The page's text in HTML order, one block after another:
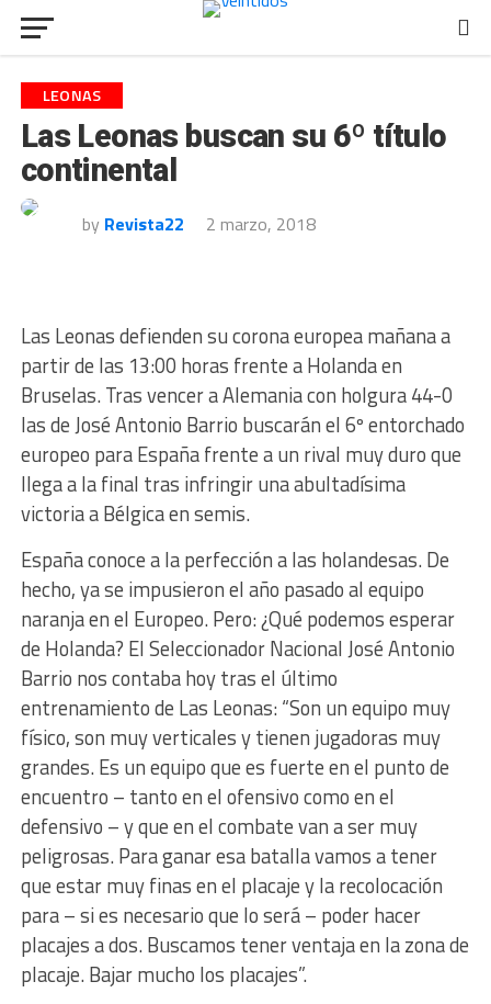
LEONAS
Las Leonas buscan su 6º título
continental
by Revista22 2 marzo, 2018
Las Leonas defienden su corona europea mañana a
partir de las 13:00 horas frente a Holanda en
Bruselas. Tras vencer a Alemania con holgura 44-0
las de José Antonio Barrio buscarán el 6º entorchado
europeo para España frente a un rival muy duro que
llega a la final tras infringir una abultadísima
victoria a Bélgica en semis.
España conoce a la perfección a las holandesas. De
hecho, ya se impusieron el año pasado al equipo
naranja en el Europeo. Pero: ¿Qué podemos esperar
de Holanda? El Seleccionador Nacional José Antonio
Barrio nos contaba hoy tras el último
entrenamiento de Las Leonas: “Son un equipo muy
físico, son muy verticales y tienen jugadoras muy
grandes. Es un equipo que es fuerte en el punto de
encuentro – tanto en el ofensivo como en el
defensivo – y que en el combate van a ser muy
peligrosas. Para ganar esa batalla vamos a tener
que estar muy finas en el placaje y la recolocación
para – si es necesario que lo será – poder hacer
placajes a dos. Buscamos tener ventaja en la zona de
placaje. Bajar mucho los placajes”.